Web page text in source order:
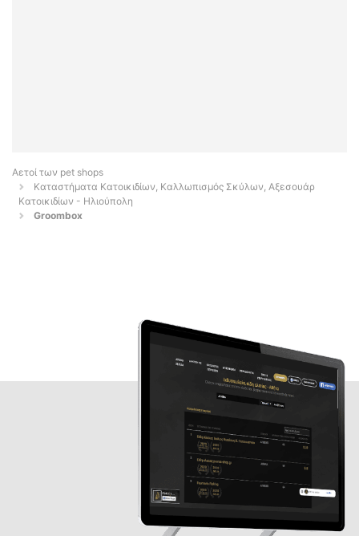
Αετοί των pet shops
Καταστήματα Κατοικιδίων, Καλλωπισμός Σκύλων, Αξεσουάρ
Κατοικιδίων - Ηλιούπολη
Groombox